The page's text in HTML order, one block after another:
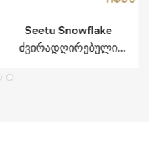
Seetu Snowflake
Ძვირადღირებული
Მითითებულია Სტერლინგ